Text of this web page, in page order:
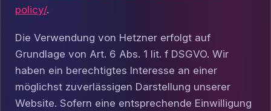
policy/.
Die Verwendung von Hetzner erfolgt auf
Grundlage von Art. 6 Abs. 1 lit. f DSGVO. Wir
haben ein berechtigtes Interesse an einer
möglichst zuverlässigen Darstellung unserer
Website. Sofern eine entsprechende Einwilligung